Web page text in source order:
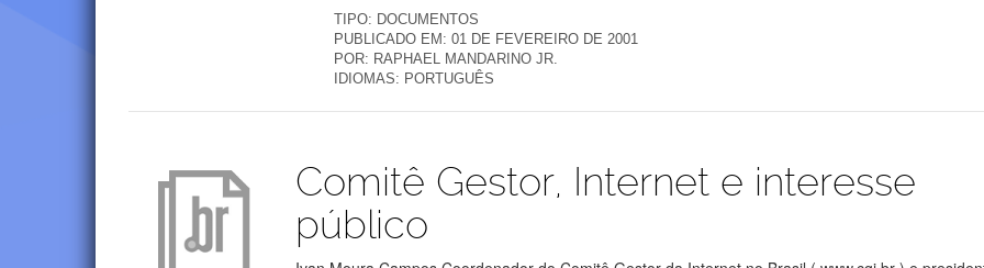
TIPO: DOCUMENTOS
PUBLICADO EM: 01 DE FEVEREIRO DE 2001
POR: RAPHAEL MANDARINO JR.
IDIOMAS: PORTUGUÊS
PublicaçõesComitê Gestor, Internet e interesse
público